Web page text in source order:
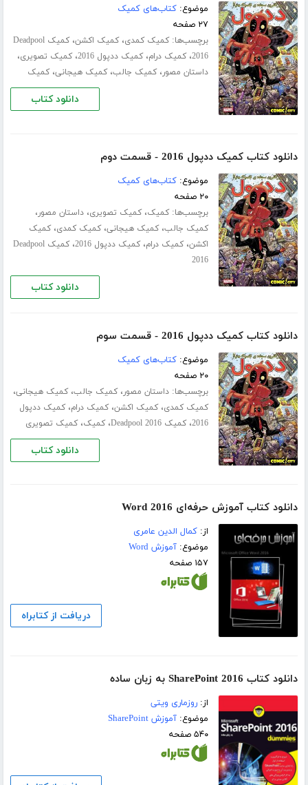
موضوع:کتاب‌های کمیک
۲۷ صفحه
برچسب‌ها:کمیک کمدی،کمیک اکشن،
کمیک Deadpool
2016،کمیک درام،کمیک ددپول 2016 ،کمیک تصویری،
داستان مصور،کمیک جالب،کمیک هیجانی،کمیک
دانلود کتاب
دانلود کتاب کمیک ددپول 2016 - قسمت دوم
موضوع:کتاب‌های کمیک
۲۰ صفحه
برچسب‌ها:کمیک،کمیک تصویری،داستان مصور،
کمیک جالب،کمیک هیجانی،کمیک کمدی،کمیک
اکشن،کمیک درام،کمیک ددپول 2016 ،
کمیک Deadpool
2016
دانلود کتاب
دانلود کتاب کمیک ددپول 2016 - قسمت سوم
موضوع:کتاب‌های کمیک
۲۰ صفحه
برچسب‌ها:داستان مصور،کمیک جالب،کمیک هیجانی،
کمیک کمدی،کمیک اکشن،کمیک درام،کمیک ددپول
2016،کمیک Deadpool 2016 ،کمیک،کمیک تصویری
دانلود کتاب
دانلود کتاب آموزش حرفه‌ای Word 2016
از:کمال الدین عامری
موضوع:آموزش Word
۱۵۷ صفحه
دریافت از کتابراه
دانلود کتاب SharePoint 2016 به زبان ساده
از:روزماری ویتی
موضوع:آموزش SharePoint
۵۴۰ صفحه